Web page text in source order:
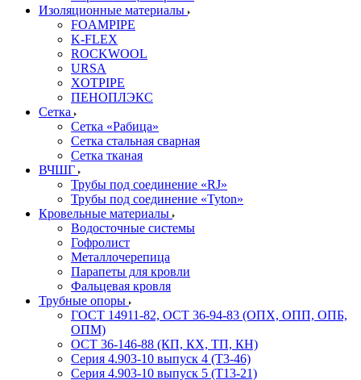
Изоляционные материалы
FOAMPIPE
K-FLEX
ROCKWOOL
URSA
XOTPIPE
ПЕНОПЛЭКС
Сетка
Сетка «Рабица»
Сетка стальная сварная
Сетка тканая
ВЧШГ
Трубы под соединение «RJ»
Трубы под соединение «Tyton»
Кровельные материалы
Водосточные системы
Гофролист
Металлочерепица
Парапеты для кровли
Фальцевая кровля
Трубные опоры
ГОСТ 14911-82, ОСТ 36-94-83 (ОПХ, ОПП, ОПБ,
ОПМ)
ОСТ 36-146-88 (КП, КХ, ТП, КН)
Серия 4.903-10 выпуск 4 (Т3-46)
Серия 4.903-10 выпуск 5 (Т13-21)